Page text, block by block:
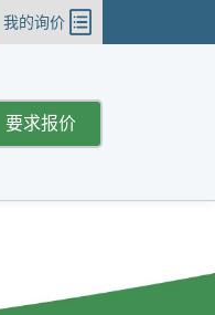
我的询价
要求报价